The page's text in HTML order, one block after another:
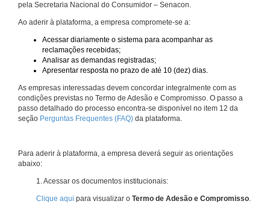
pela Secretaria Nacional do Consumidor – Senacon.
Ao aderir à plataforma, a empresa compromete-se a:
Acessar diariamente o sistema para acompanhar as
reclamações recebidas;
Analisar as demandas registradas;
Apresentar resposta no prazo de até 10 (dez) dias.
As empresas interessadas devem concordar integralmente com as
condições previstas no Termo de Adesão e Compromisso. O passo a
passo detalhado do processo encontra-se disponível no item 12 da
seção Perguntas Frequentes (FAQ) da plataforma.
Para aderir à plataforma, a empresa deverá seguir as orientações
abaixo:
1. Acessar os documentos institucionais:
Clique aqui para visualizar o Termo de Adesão e Compromisso.